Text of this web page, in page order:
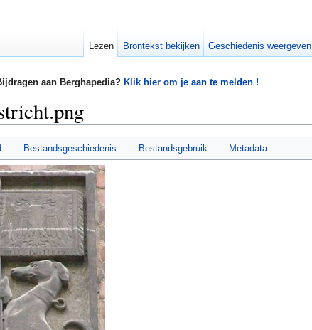
aan Berghapedia? Klik hier om je aan te melden !
Bestandsgeschiedenis Bestandsgebruik Metadata
Lezen Brontekst bekijken Geschiedenis weergeven